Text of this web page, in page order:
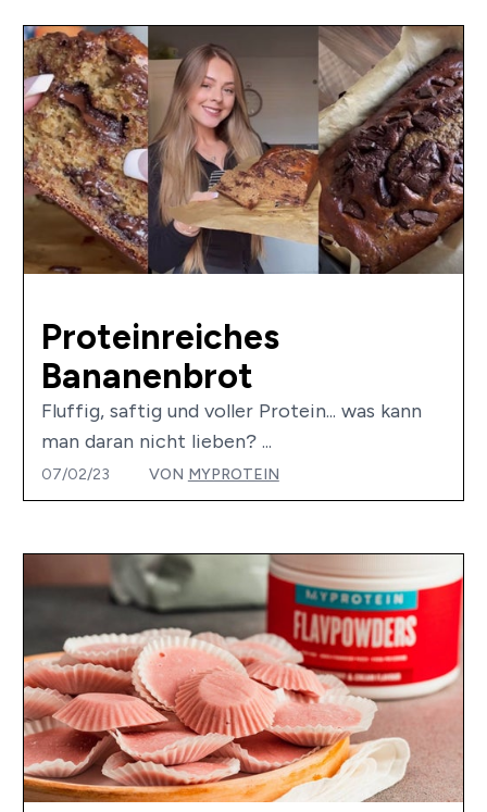
Proteinreiches
Bananenbrot
Fluffig, saftig und voller Protein... was kann
man daran nicht lieben? ...
07/02/23 VON MYPROTEIN